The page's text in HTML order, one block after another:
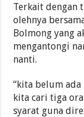
Terkait dengan
olehnya
Bolmong yang
mengantongi
nanti.
“kita belum ada
kita cari tiga
syarat guna